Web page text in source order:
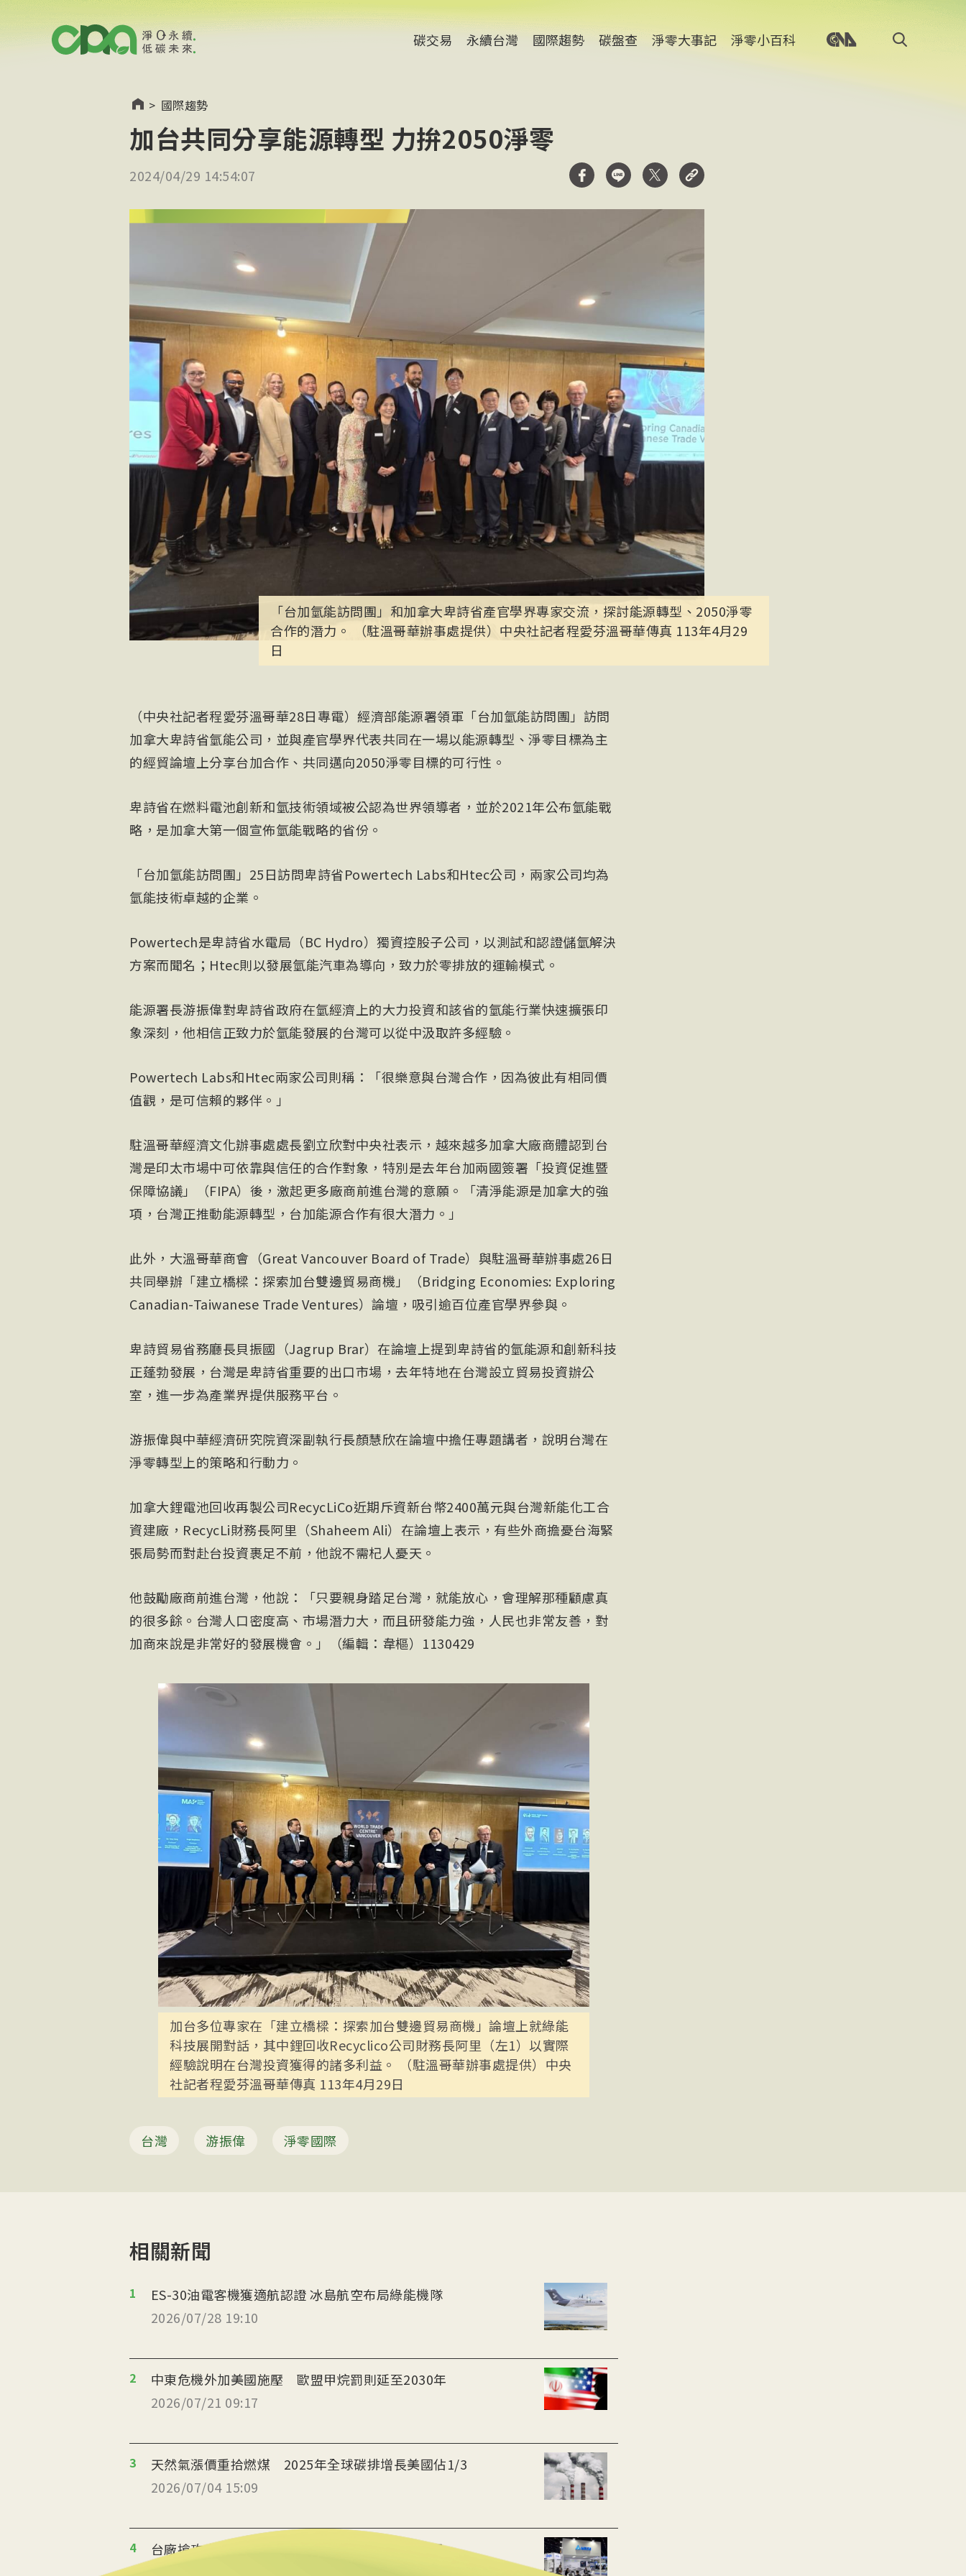
碳交易 永續台灣 國際趨勢 碳盤查 淨零大事記 淨零小百科
> 國際趨勢
加台共同分享能源轉型 力拚2050淨零
2024/04/29 14:54:07
「台加氫能訪問團」和加拿大卑詩省產官學界專家交流，探討能源轉型、2050淨零
合作的潛力。 （駐溫哥華辦事處提供）中央社記者程愛芬溫哥華傳真 113年4月29
日
（中央社記者程愛芬溫哥華28日專電）經濟部能源署領軍「台加氫能訪問團」訪問
加拿大卑詩省氫能公司，並與產官學界代表共同在一場以能源轉型、淨零目標為主
的經貿論壇上分享台加合作、共同邁向2050淨零目標的可行性。
卑詩省在燃料電池創新和氫技術領域被公認為世界領導者，並於2021年公布氫能戰
略，是加拿大第一個宣佈氫能戰略的省份。
「台加氫能訪問團」25日訪問卑詩省Powertech Labs和Htec公司，兩家公司均為
氫能技術卓越的企業。
Powertech是卑詩省水電局（BC Hydro）獨資控股子公司，以測試和認證儲氫解決
方案而聞名；Htec則以發展氫能汽車為導向，致力於零排放的運輸模式。
能源署長游振偉對卑詩省政府在氫經濟上的大力投資和該省的氫能行業快速擴張印
象深刻，他相信正致力於氫能發展的台灣可以從中汲取許多經驗。
Powertech Labs和Htec兩家公司則稱：「很樂意與台灣合作，因為彼此有相同價
值觀，是可信賴的夥伴。」
駐溫哥華經濟文化辦事處處長劉立欣對中央社表示，越來越多加拿大廠商體認到台
灣是印太市場中可依靠與信任的合作對象，特別是去年台加兩國簽署「投資促進暨
保障協議」（FIPA）後，激起更多廠商前進台灣的意願。「清淨能源是加拿大的強
項，台灣正推動能源轉型，台加能源合作有很大潛力。」
此外，大溫哥華商會（Great Vancouver Board of Trade）與駐溫哥華辦事處26日
共同舉辦「建立橋樑：探索加台雙邊貿易商機」（Bridging Economies: Exploring
Canadian-Taiwanese Trade Ventures）論壇，吸引逾百位產官學界參與。
卑詩貿易省務廳長貝振國（Jagrup Brar）在論壇上提到卑詩省的氫能源和創新科技
正蓬勃發展，台灣是卑詩省重要的出口市場，去年特地在台灣設立貿易投資辦公
室，進一步為產業界提供服務平台。
游振偉與中華經濟研究院資深副執行長顏慧欣在論壇中擔任專題講者，說明台灣在
淨零轉型上的策略和行動力。
加拿大鋰電池回收再製公司RecycLiCo近期斥資新台幣2400萬元與台灣新能化工合
資建廠，RecycLi財務長阿里（Shaheem Ali）在論壇上表示，有些外商擔憂台海緊
張局勢而對赴台投資裹足不前，他說不需杞人憂天。
他鼓勵廠商前進台灣，他說：「只要親身踏足台灣，就能放心，會理解那種顧慮真
的很多餘。台灣人口密度高、市場潛力大，而且研發能力強，人民也非常友善，對
加商來說是非常好的發展機會。」（編輯：韋樞）1130429
加台多位專家在「建立橋樑：探索加台雙邊貿易商機」論壇上就綠能
科技展開對話，其中鋰回收Recyclico公司財務長阿里（左1）以實際
經驗說明在台灣投資獲得的諸多利益。 （駐溫哥華辦事處提供）中央
社記者程愛芬溫哥華傳真 113年4月29日
台灣 游振偉 淨零國際
相關新聞
1
ES-30油電客機獲適航認證 冰島航空布局綠能機隊
2026/07/28 19:10
2
中東危機外加美國施壓 歐盟甲烷罰則延至2030年
2026/07/21 09:17
3
天然氣漲價重拾燃煤 2025年全球碳排增長美國佔1/3
2026/07/04 15:09
4
台廠搶攻泰國能源轉型商機 布局充電樁、微電網